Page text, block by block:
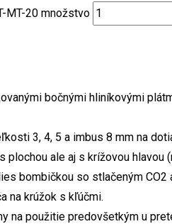
MT-20 množstvo
bočnými hliníkovými
3, 4, 5 a imbus 8 mm na
ale aj s krížovou hlavou
bombičkou so stlačeným CO2
na krúžok s kľúčmi.
na použitie predovšetkým u